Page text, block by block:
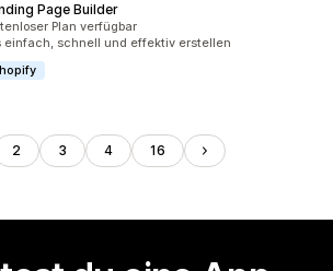
Page Builder
insgesamtPlan verfügbar
einfach, schnell und effektiv erstellen
2 3 4 16